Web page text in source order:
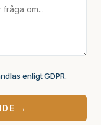
enligt GDPR.
→